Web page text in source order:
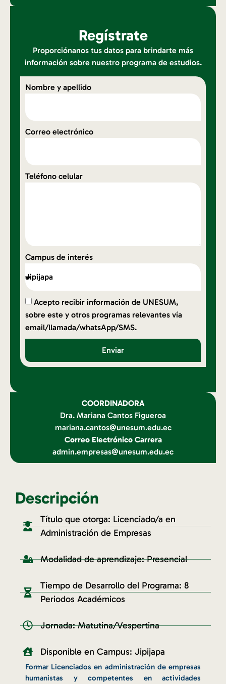
Regístrate
Proporciónanos tus datos para brindarte más
información sobre nuestro programa de estudios.
Nombre y apellido
Correo electrónico
Teléfono celular
Campus de interés
Acepto recibir información de UNESUM,
sobre este y otros programas relevantes vía
email/llamada/whatsApp/SMS.
Enviar
COORDINADORA
Dra. Mariana Cantos Figueroa
mariana.cantos@unesum.edu.ec
Correo Electrónico Carrera
admin.empresas@unesum.edu.ec
Descripción
Título que otorga: Licenciado/a en
Administración de Empresas
Modalidad de aprendizaje: Presencial
Tiempo de Desarrollo del Programa: 8
Periodos Académicos
Jornada: Matutina/Vespertina
Disponible en Campus: Jipijapa
Formar Licenciados en administración de empresas
humanistas y competentes en actividades